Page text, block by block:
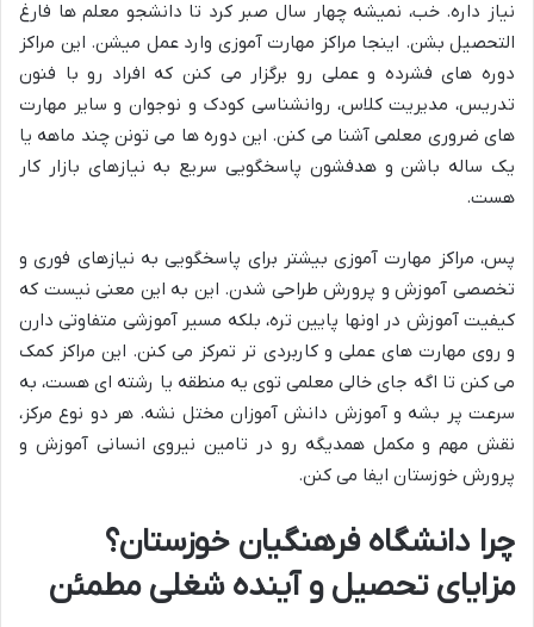
نیاز داره. خب، نمیشه چهار سال صبر کرد تا دانشجو معلم ها فارغ
التحصیل بشن. اینجا مراکز مهارت آموزی وارد عمل میشن. این مراکز
دوره های فشرده و عملی رو برگزار می کنن که افراد رو با فنون
تدریس، مدیریت کلاس، روانشناسی کودک و نوجوان و سایر مهارت
های ضروری معلمی آشنا می کنن. این دوره ها می تونن چند ماهه یا
یک ساله باشن و هدفشون پاسخگویی سریع به نیازهای بازار کار
هست.
پس، مراکز مهارت آموزی بیشتر برای پاسخگویی به نیازهای فوری و
تخصصی آموزش و پرورش طراحی شدن. این به این معنی نیست که
کیفیت آموزش در اونها پایین تره، بلکه مسیر آموزشی متفاوتی دارن
و روی مهارت های عملی و کاربردی تر تمرکز می کنن. این مراکز کمک
می کنن تا اگه جای خالی معلمی توی یه منطقه یا رشته ای هست، به
سرعت پر بشه و آموزش دانش آموزان مختل نشه. هر دو نوع مرکز،
نقش مهم و مکمل همدیگه رو در تامین نیروی انسانی آموزش و
پرورش خوزستان ایفا می کنن.
چرا دانشگاه فرهنگیان خوزستان؟
مزایای تحصیل و آینده شغلی مطمئن